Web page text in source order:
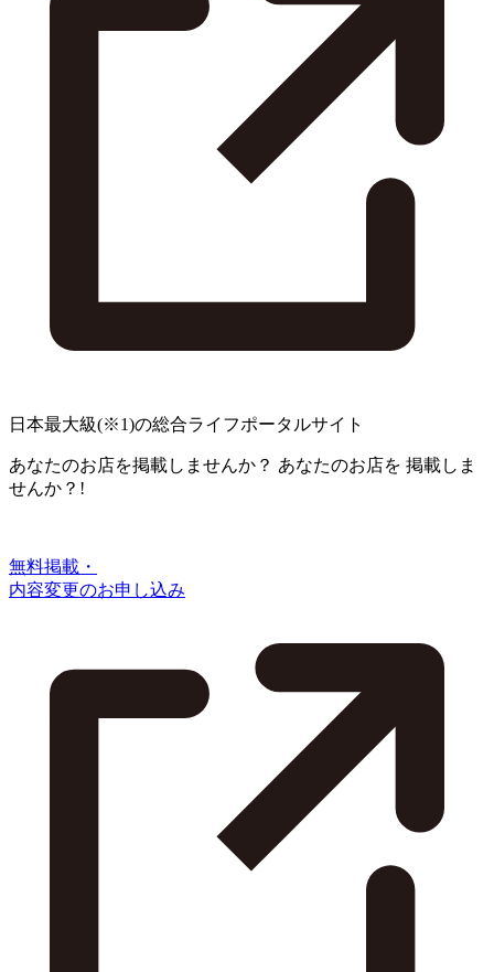
日本最大級(※1)の総合ライフポータルサイト
あなたのお店を掲載しませんか？ あなたのお店を 掲載しま
せんか？!
無料掲載・
内容変更のお申し込み